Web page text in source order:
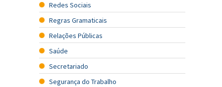
Redes Sociais
Regras Gramaticais
Relações Públicas
Saúde
Secretariado
Segurança do Trabalho